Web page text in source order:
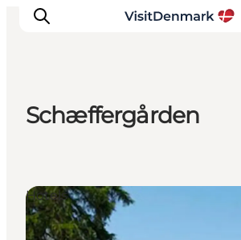
Erlebnisse
Unterkünfte
Reiseplanung
Schæffergården
Hotels